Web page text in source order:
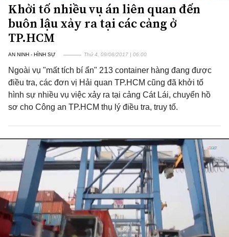
Khởi tố nhiều vụ án liên quan đến
buôn lậu xảy ra tại các cảng ở
TP.HCM
AN NINH - HÌNH SỰ Thứ 4, 09/08/2017 | 06:00
Ngoài vụ "mất tích bí ẩn" 213 container hàng đang được
điều tra, các đơn vị Hải quan TP.HCM cũng đã khởi tố
hình sự nhiều vụ việc xảy ra tại cảng Cát Lái, chuyển hồ
sơ cho Công an TP.HCM thụ lý điều tra, truy tố.